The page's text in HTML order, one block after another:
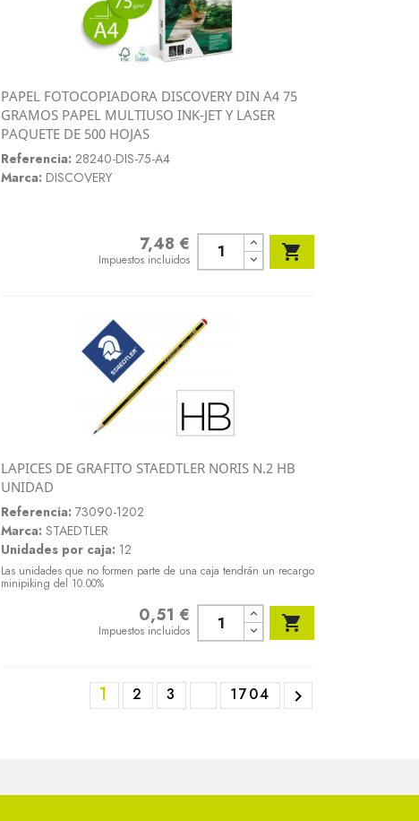
Vista rápida
PAPEL FOTOCOPIADORA DISCOVERY DIN A4 75
GRAMOS PAPEL MULTIUSO INK-JET Y LASER
PAQUETE DE 500 HOJAS
Referencia: 28240-DIS-75-A4
Marca: DISCOVERY
7,48 €
Impuestos incluidos 
LAPICES DE GRAFITO STAEDTLER NORIS N.2 HB
UNIDAD
Referencia: 73090-1202
Marca: STAEDTLER
Unidades por caja: 12
Las unidades que no formen parte de una caja tendrán un recargo
minipiking del 10.00%
0,51 €
Impuestos incluidos 
1 2 3 1704 